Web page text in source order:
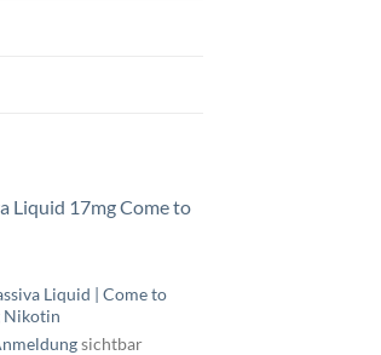
Liquid | Come to
Nikotin
sichtbar